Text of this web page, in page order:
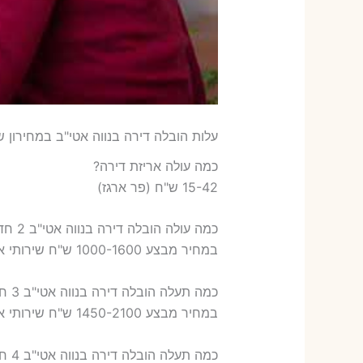
עלות הובלה דירה בנווה אטי"ב במחירון
כמה עולה אריזת דירה​?
15-42 ש"ח (פר ארגז)
כמה עולה הובלה דירה בנווה אטי"ב 2 חדרים פלוס עלות אריזת דירה ?
במחיר מבצע 1000-1600 ש"ח שירותי אריזת שני חדרים – 700-900 ש"ח
כמה תעלה הובלה דירה בנווה אטי"ב 3 חדרים פלוס עלות אריזת דירה ?
במחיר מבצע 1450-2100 ש"ח שירותי אריזת שלושה חדרים – 1,000-1,200 ש"ח
כמה תעלה הובלה דירה בנווה אטי"ב 4 חדרים פלוס עלות אריזת דירה ?